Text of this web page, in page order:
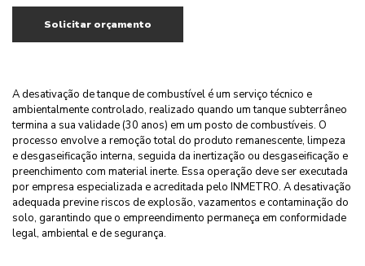
Solicitar orçamento
A desativação de tanque de combustível é um serviço técnico e
ambientalmente controlado, realizado quando um tanque subterrâneo
termina a sua validade (30 anos) em um posto de combustíveis. O
processo envolve a remoção total do produto remanescente, limpeza
e desgaseificação interna, seguida da inertização ou desgaseificação e
preenchimento com material inerte. Essa operação deve ser executada
por empresa especializada e acreditada pelo INMETRO. A desativação
adequada previne riscos de explosão, vazamentos e contaminação do
solo, garantindo que o empreendimento permaneça em conformidade
legal, ambiental e de segurança.